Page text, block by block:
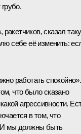
сказал
себе её изменить:
работать спокойно».
что было сказано
агрессивности.
в том, что
И мы должны быть